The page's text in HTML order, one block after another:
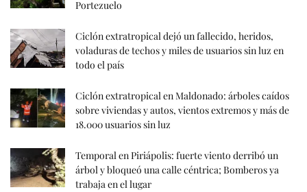
Portezuelo
Ciclón extratropical dejó un fallecido, heridos,
voladuras de techos y miles de usuarios sin luz en
todo el país
Ciclón extratropical en Maldonado: árboles caídos
sobre viviendas y autos, vientos extremos y más de
18.000 usuarios sin luz
Temporal en Piriápolis: fuerte viento derribó un
árbol y bloqueó una calle céntrica; Bomberos ya
trabaja en el lugar